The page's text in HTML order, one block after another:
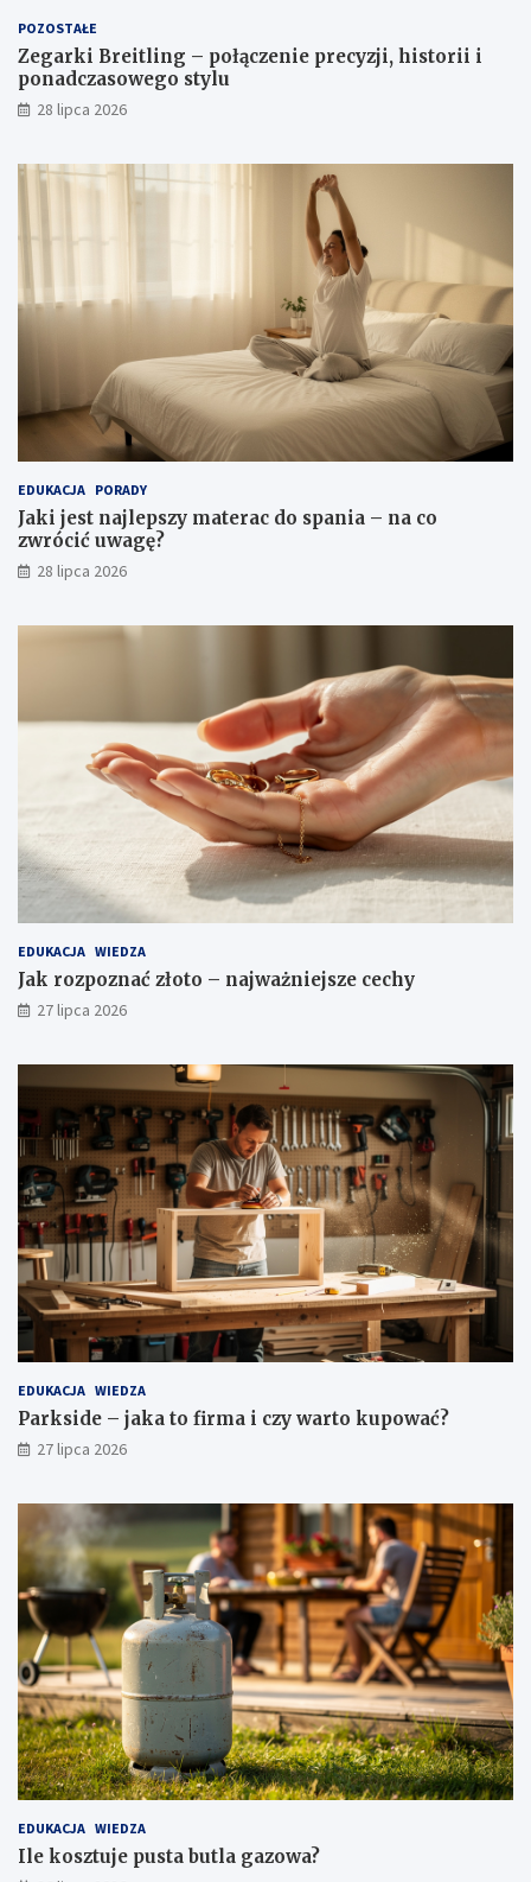
POZOSTAŁE
Zegarki Breitling – połączenie precyzji, historii i
ponadczasowego stylu
28 lipca 2026
EDUKACJA PORADY
Jaki jest najlepszy materac do spania – na co
zwrócić uwagę?
28 lipca 2026
EDUKACJA WIEDZA
Jak rozpoznać złoto – najważniejsze cechy
27 lipca 2026
EDUKACJA WIEDZA
Parkside – jaka to firma i czy warto kupować?
27 lipca 2026
EDUKACJA WIEDZA
Ile kosztuje pusta butla gazowa?